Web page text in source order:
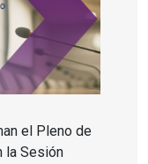
el Pleno de
la Sesión